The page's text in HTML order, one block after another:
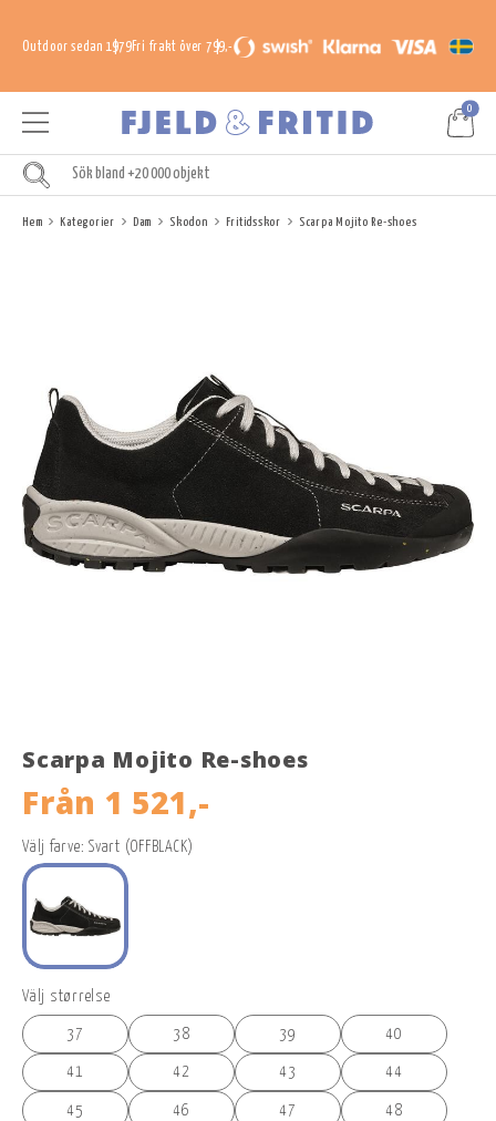
Outdoor sedan 1979Fri frakt över 799,-
0
Hem Kategorier Dam Skodon Fritidsskor Scarpa Mojito Re-shoes
Scarpa Mojito Re-shoes
Från 1 521,-
Välj farve: Svart (OFFBLACK)
Välj størrelse
37 38 39 40
41 42 43 44
45 46 47 48